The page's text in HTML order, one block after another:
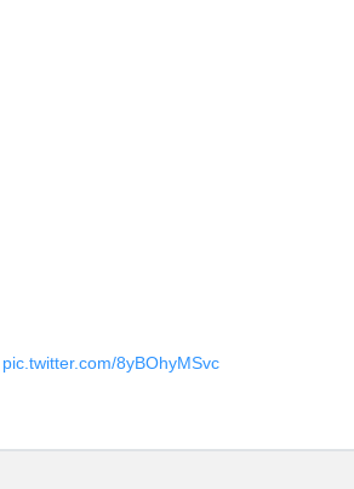
pic.twitter.com/8yBOhyMSvc